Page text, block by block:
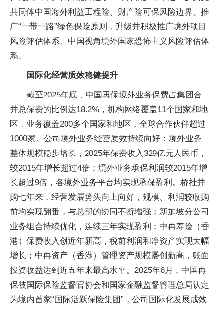
共同体中国海外利益工程险、财产险可保风险边界。推
广“一带一路”绿色保险原则，升级并积极推广境外项目
风险评估体系、中国视角境外国家恐怖主义风险评估体
系。
国际化经营质效稳健提升
截至2025年底，中国再保境外业务保费占集团合
并总保费的比例达18.2%，机构网络覆盖11个国家和地
区，业务覆盖200多个国家和地区，全球合作伙伴超过
1000家。公司境外业务经营质效持续向好：境外业务
整体规模稳步增长，2025年保费收入329亿元人民币，
较2015年增长超过4倍；境外业务承保利润较2015年增
长超过9倍，各境外业务平台均实现承保盈利。桥社并
购七年来，经营发展势头向上向好，规模、利润较收购
前均实现翻番，与总部的协同不断增强；新加坡分公司
业务组合持续优化，连续三年实现盈利；中再寿险（香
港）保费收入创近年新高，税前利润和净资产实现大幅
增长；中再资产（香港）管理资产规模屡创新高，账面
投资收益达到近五年来最高水平。2025年6月，中国再
保被国际保险监督官协会和国家金融监督管理总局认定
为境内首家“国际活跃保险集团”，公司国际化发展成效